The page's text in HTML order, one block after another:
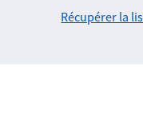
Récupérer la